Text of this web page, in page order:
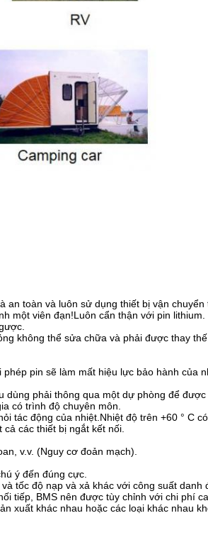
toàn và luôn sử dụng thiết bị vận chuyển
một viên đạn!Luôn cẩn thận với pin lithium.
không thể sửa chữa và phải được thay
pin sẽ làm mất hiệu lực bảo hành của
dùng phải thông qua một dự phòng để được
có trình độ chuyên môn.
tác động của nhiệt.Nhiệt độ trên +60 ° C
các thiết bị ngắt kết nối.
v.v. (Nguy cơ đoản mạch).
ý đến đúng cực.
tốc độ nạp và xả khác với công suất danh
tiếp, BMS nên được tùy chỉnh với chi phí
xuất khác nhau hoặc các loại khác nhau